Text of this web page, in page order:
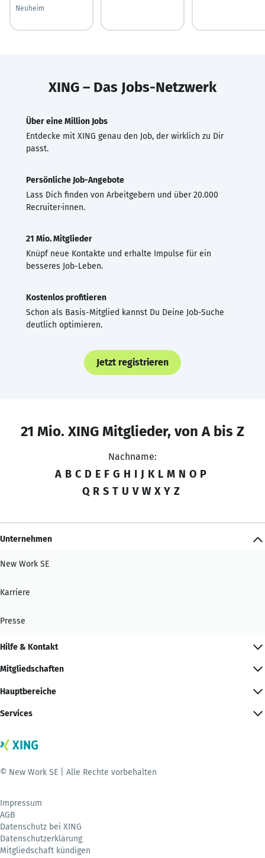
Neuheim
XING – Das Jobs-Netzwerk
Über eine Million Jobs
Entdecke mit XING genau den Job, der wirklich zu Dir
passt.
Persönliche Job-Angebote
Lass Dich finden von Arbeitgebern und über 20.000
Recruiter·innen.
21 Mio. Mitglieder
Knüpf neue Kontakte und erhalte Impulse für ein
besseres Job-Leben.
Kostenlos profitieren
Schon als Basis-Mitglied kannst Du Deine Job-Suche
deutlich optimieren.
Jetzt registrieren
21 Mio. XING Mitglieder, von A bis Z
Nachname:
A B C D E F G H I J K L M N O P
Q R S T U V W X Y Z
Unternehmen
New Work SE
Karriere
Presse
Hilfe & Kontakt
Mitgliedschaften
Hauptbereiche
Services
© New Work SE | Alle Rechte vorbehalten
Impressum
AGB
Datenschutz bei XING
Datenschutzerklärung
Mitgliedschaft kündigen